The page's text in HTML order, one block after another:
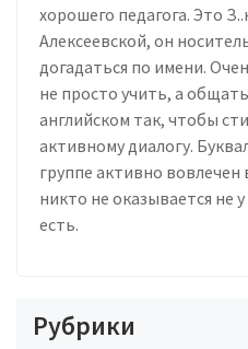
хорошего педагога. Это
Алексеевской, он
догадаться по имени.
не просто учить, а
английском так, чтобы
активному диалогу.
группе активно
никто не оказывается не
есть.
Рубрики